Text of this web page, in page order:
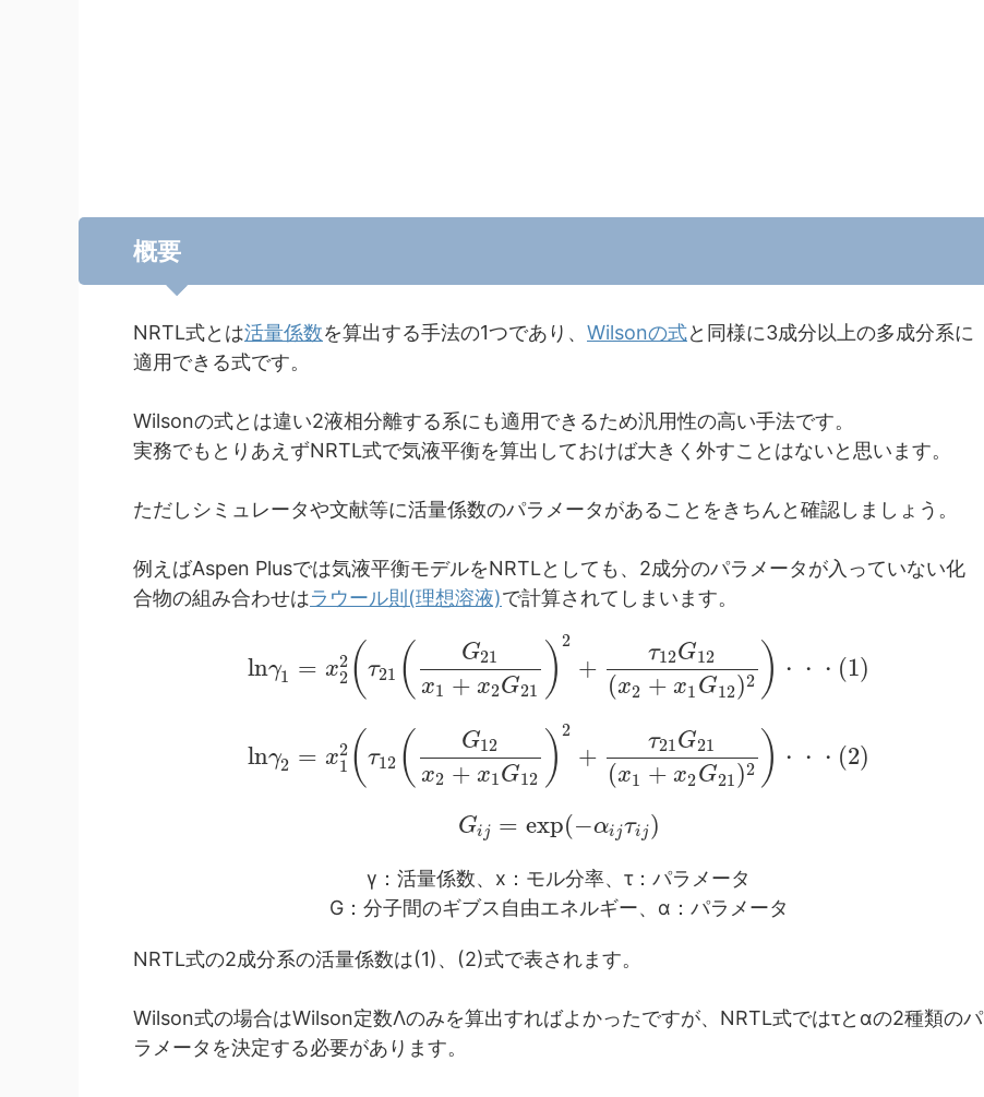
概要
NRTL式とは活量係数を算出する手法の1つであり、 Wilsonの式と同様に3成分以上の多成分系に
適用できる式です。
Wilsonの式とは違い2液相分離する系にも適用できるため汎用性の高い手法です。
実務でもとりあえずNRTL式で気液平衡を算出しておけば大きく外すことはないと思います。
ただしシミュレータや文献等に活量係数のパラメータがあることをきちんと確認しましょう。
例えばAspen Plusでは気液平衡モデルをNRTLとしても、2成分のパラメータが入っていない化
合物の組み合わせはラウール則(理想溶液)で計算されてしまいます。
lnγ1 = x2
2 (τ21 ( G21
x1 + x2G21 ) 2
+
τ12G12
(x2 + x1 G12)2 ) ・ ・ ・ (1)
lnγ2 = x2
1 (τ12 ( G12
x2 + x1G12 ) 2
+
τ21G21
(x1 + x2G21 )2 ) ・ ・ ・ (2)
Gij = exp(−αijτij )
γ：活量係数、x：モル分率、τ：パラメータ
G：分子間のギブス自由エネルギー、α：パラメータ
NRTL式の2成分系の活量係数は(1)、(2)式で表されます。
Wilson式の場合はWilson定数Λのみを算出すればよかったですが、NRTL式ではτとαの2種類のパ
ラメータを決定する必要があります。